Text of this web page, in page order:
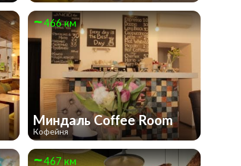
466 км
Миндаль Coffee Room
Кофейня
467 км